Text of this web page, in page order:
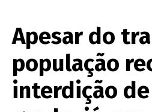
Apesar do
população
interdição